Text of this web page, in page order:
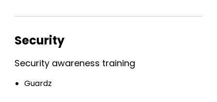
Security
Security awareness training
Guardz